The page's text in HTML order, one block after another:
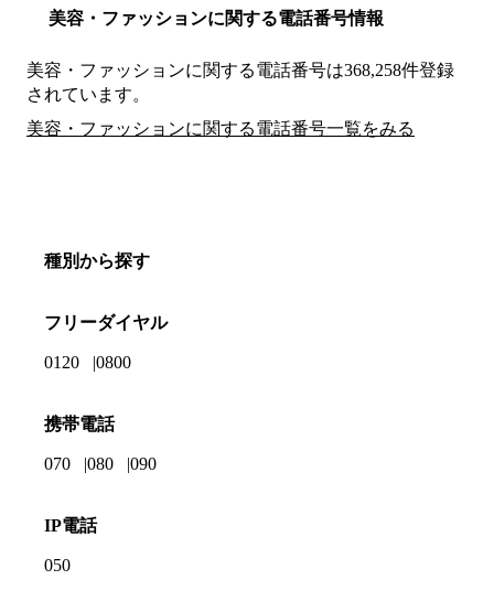
美容・ファッションに関する電話番号情報
美容・ファッションに関する電話番号は368,258件登録
されています。
美容・ファッションに関する電話番号一覧をみる
種別から探す
フリーダイヤル
0120 0800
携帯電話
070 080 090
IP電話
050